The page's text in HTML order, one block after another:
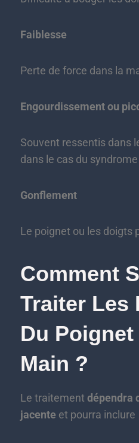
Faiblesse
Perte de force dans la
Engourdissement ou
Souvent ressentis dans
dans le cas du
Gonflement
Le poignet ou les doigts
Comment
Traiter Les
Du Poignet
Main ?
Le traitement dépendra
jacente et pourra inclure